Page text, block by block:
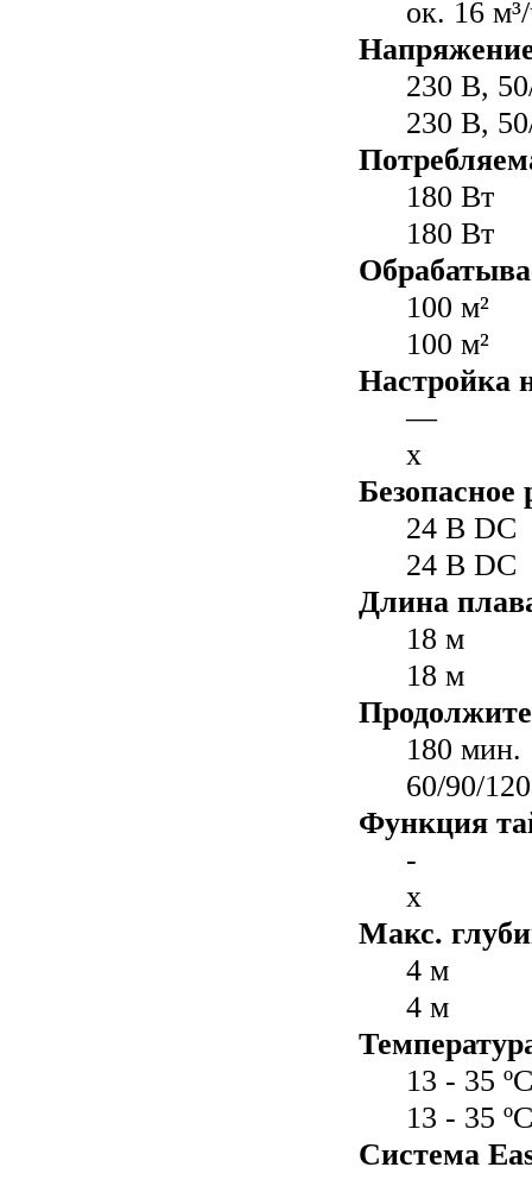
ок. 16
230 В,
230 В,
180 Вт
180 Вт
100 м²
100 м²
Настройка
—
x
24 В DC
24 В DC
Длина
18 м
18 м
180 мин.
60/90/
Функция
-
x
Макс.
4 м
4 м
13 - 35 ºC
13 - 35 ºC
Система